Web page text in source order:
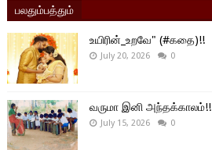
பலதும்பத்தும்
உயிரின்_உறவே" (#கதை)!!
July 20, 2026 0
வருமா இனி அந்தக்காலம்!!
July 15, 2026 0